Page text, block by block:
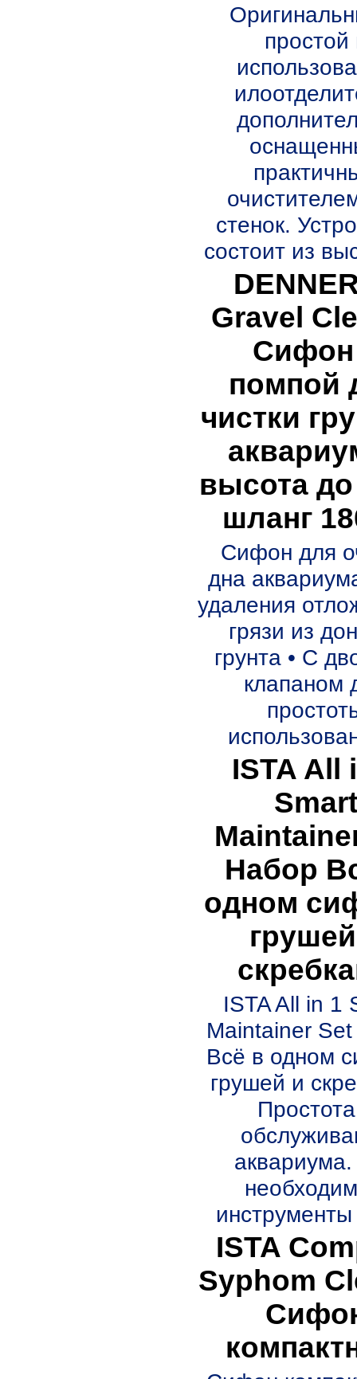
простой
стенок.
состоит из
Gravel
Сифон
помпой
чистки
высота
шланг
Сифон для
дна
удаления
грязи из
грунта • С
клапаном
ISTA All
Smart
Набор
одном
ISTA All in 1
Maintainer
Всё в одном
грушей и
ISTA
Syphom